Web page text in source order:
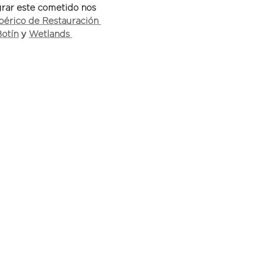
este cometido nos
de Restauración
y Wetlands